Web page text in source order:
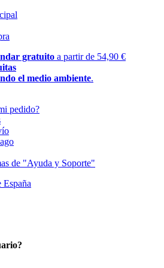
gratuito a partir de 54,90 €
el medio ambiente.
pedido?
de "Ayuda y Soporte"